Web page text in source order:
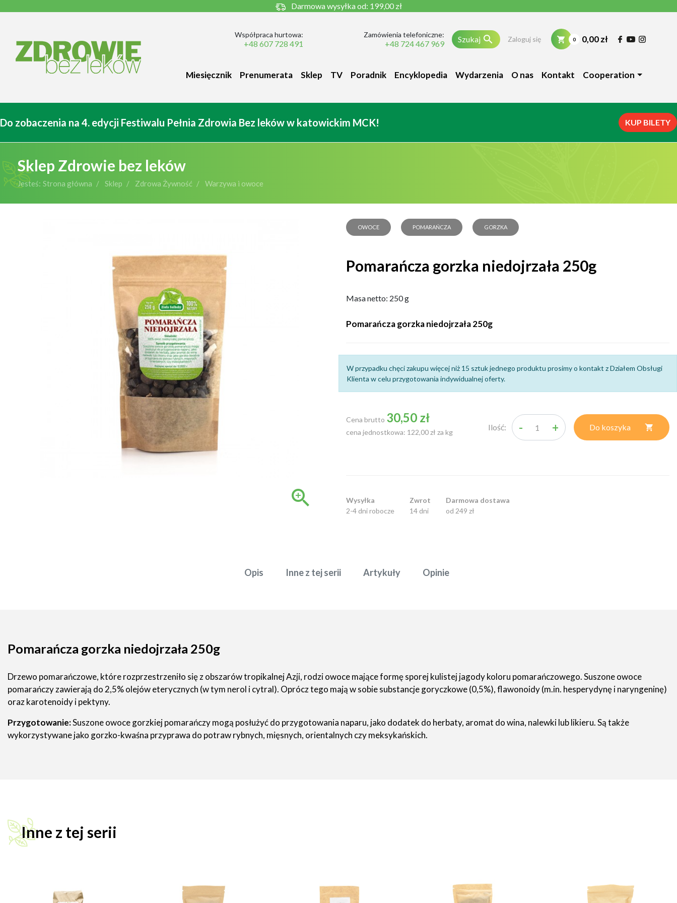
Darmowa wysyłka od: 199,00 zł
Współpraca hurtowa:
+48 607 728 491
Zamówienia telefoniczne:
+48 724 467 969 Szukaj  Zaloguj się 0 0,00 zł
Miesięcznik Prenumerata Sklep TV Poradnik Encyklopedia Wydarzenia O nas Kontakt Cooperation
Do zobaczenia na 4. edycji Festiwalu Pełnia Zdrowia Bez leków w katowickim MCK! KUP BILETY
Sklep Zdrowie bez leków
Jesteś: Strona główna Sklep Zdrowa Żywność Warzywa i owoce

OWOCE POMARAŃCZA GORZKA
Pomarańcza gorzka niedojrzała 250g
Masa netto: 250 g
Pomarańcza gorzka niedojrzała 250g
W przypadku chęci zakupu więcej niż 15 sztuk jednego produktu prosimy o kontakt z Działem Obsługi
Klienta w celu przygotowania indywidualnej oferty.
Cena brutto 30,50 zł
cena jednostkowa: 122,00 zł za kg Ilość: - + Do koszyka 
Wysyłka
2-4 dni robocze
Zwrot
14 dni
Darmowa dostawa
od 249 zł
Opis Inne z tej serii Artykuły Opinie
Pomarańcza gorzka niedojrzała 250g
Drzewo pomarańczowe, które rozprzestrzeniło się z obszarów tropikalnej Azji, rodzi owoce mające formę sporej kulistej jagody koloru pomarańczowego. Suszone owoce
pomarańczy zawierają do 2,5% olejów eterycznych (w tym nerol i cytral). Oprócz tego mają w sobie substancje goryczkowe (0,5%), flawonoidy (m.in. hesperydynę i naryngeninę)
oraz karotenoidy i pektyny.
Przygotowanie:Suszone owoce gorzkiej pomarańczy mogą posłużyć do przygotowania naparu, jako dodatek do herbaty, aromat do wina, nalewki lub likieru. Są także
wykorzystywane jako gorzko-kwaśna przyprawa do potraw rybnych, mięsnych, orientalnych czy meksykańskich.
Inne z tej serii